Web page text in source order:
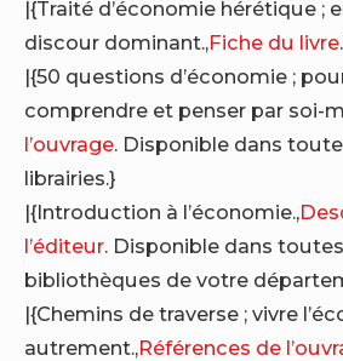
|{Traité d’économie hérétique ;
discour dominant.,Fiche du livre
|{50 questions d’économie ;
comprendre et penser par soi-
l’ouvrage. Disponible dans
librairies.}
|{Introduction à l’économie.,
l’éditeur. Disponible dans
bibliothèques de votre
|{Chemins de traverse ; vivre
autrement.,Références de